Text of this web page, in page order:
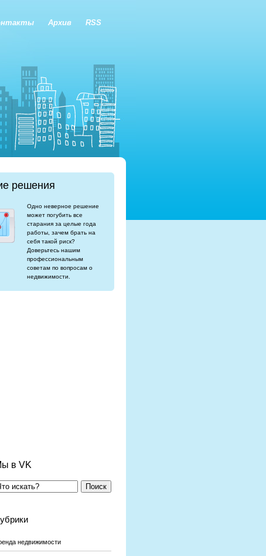
Архив RSS
решения
Одно неверное решение
может погубить все
старания за целые года
работы, зачем брать на
себя такой риск?
Доверьтесь нашим
профессиональным
советам по вопросам о
недвижимости.
в VK
Поиск
недвижимости